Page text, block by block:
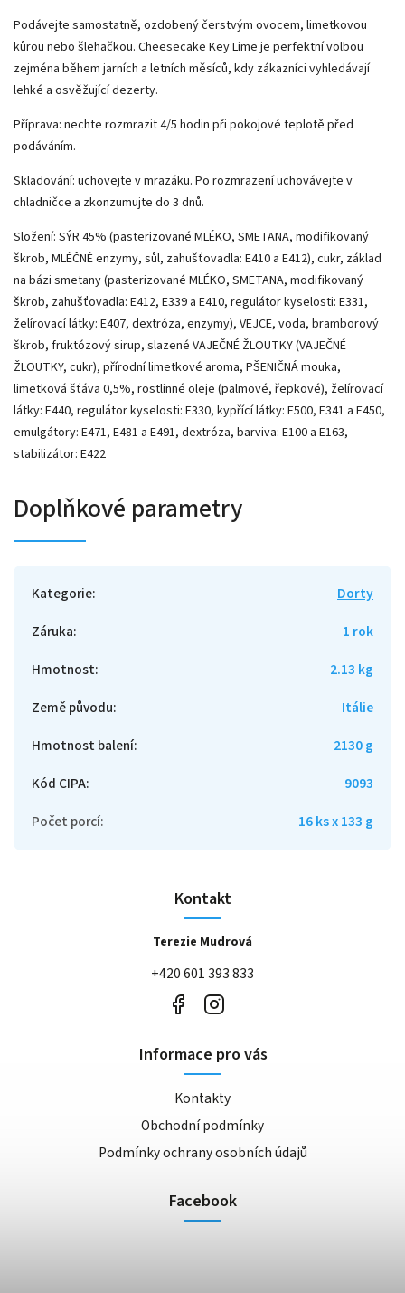
Podávejte samostatně, ozdobený čerstvým ovocem, limetkovou
kůrou nebo šlehačkou. Cheesecake Key Lime je perfektní volbou
zejména během jarních a letních měsíců, kdy zákazníci vyhledávají
lehké a osvěžující dezerty.
Příprava: nechte rozmrazit 4/5 hodin při pokojové teplotě před
podáváním.
Skladování: uchovejte v mrazáku. Po rozmrazení uchovávejte v
chladničce a zkonzumujte do 3 dnů.
Složení: SÝR 45% (pasterizované MLÉKO, SMETANA, modifikovaný
škrob, MLÉČNÉ enzymy, sůl, zahušťovadla: E410 a E412), cukr, základ
na bázi smetany (pasterizované MLÉKO, SMETANA, modifikovaný
škrob, zahušťovadla: E412, E339 a E410, regulátor kyselosti: E331,
želírovací látky: E407, dextróza, enzymy), VEJCE, voda, bramborový
škrob, fruktózový sirup, slazené VAJEČNÉ ŽLOUTKY (VAJEČNÉ
ŽLOUTKY, cukr), přírodní limetkové aroma, PŠENIČNÁ mouka,
limetková šťáva 0,5%, rostlinné oleje (palmové, řepkové), želírovací
látky: E440, regulátor kyselosti: E330, kypřící látky: E500, E341 a E450,
emulgátory: E471, E481 a E491, dextróza, barviva: E100 a E163,
stabilizátor: E422
Doplňkové parametry
Kategorie:
Dorty
Záruka:
1 rok
Hmotnost:
2.13 kg
Země původu:
Itálie
Hmotnost balení:
2130 g
Kód CIPA:
9093
Počet porcí: 16 ks x 133 g
Kontakt
Terezie Mudrová
+420 601 393 833
Informace pro vás
Kontakty
Obchodní podmínky
Podmínky ochrany osobních údajů
Facebook